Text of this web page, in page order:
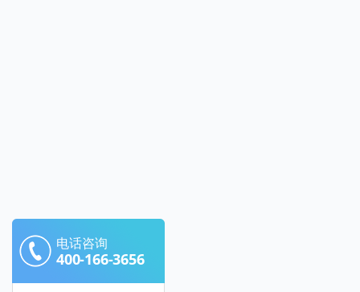
电话咨询
400-166-3656